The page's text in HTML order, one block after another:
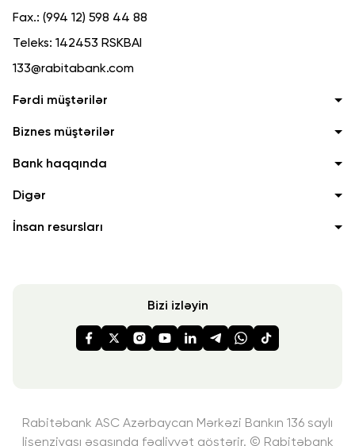
Fərdi müştərilər
Biznes müştərilər
Bank haqqında
Digər
İnsan resursları
Fax.: (994 12) 598 44 88
Teleks: 142453 RSKBAI
133@rabitabank.com
Bizi izləyin
Rabitəbank ASC Azərbaycan Mərkəzi Bankın 136 saylı
lisenziyası əsasında fəaliyyət göstərir. © Rabitəbank